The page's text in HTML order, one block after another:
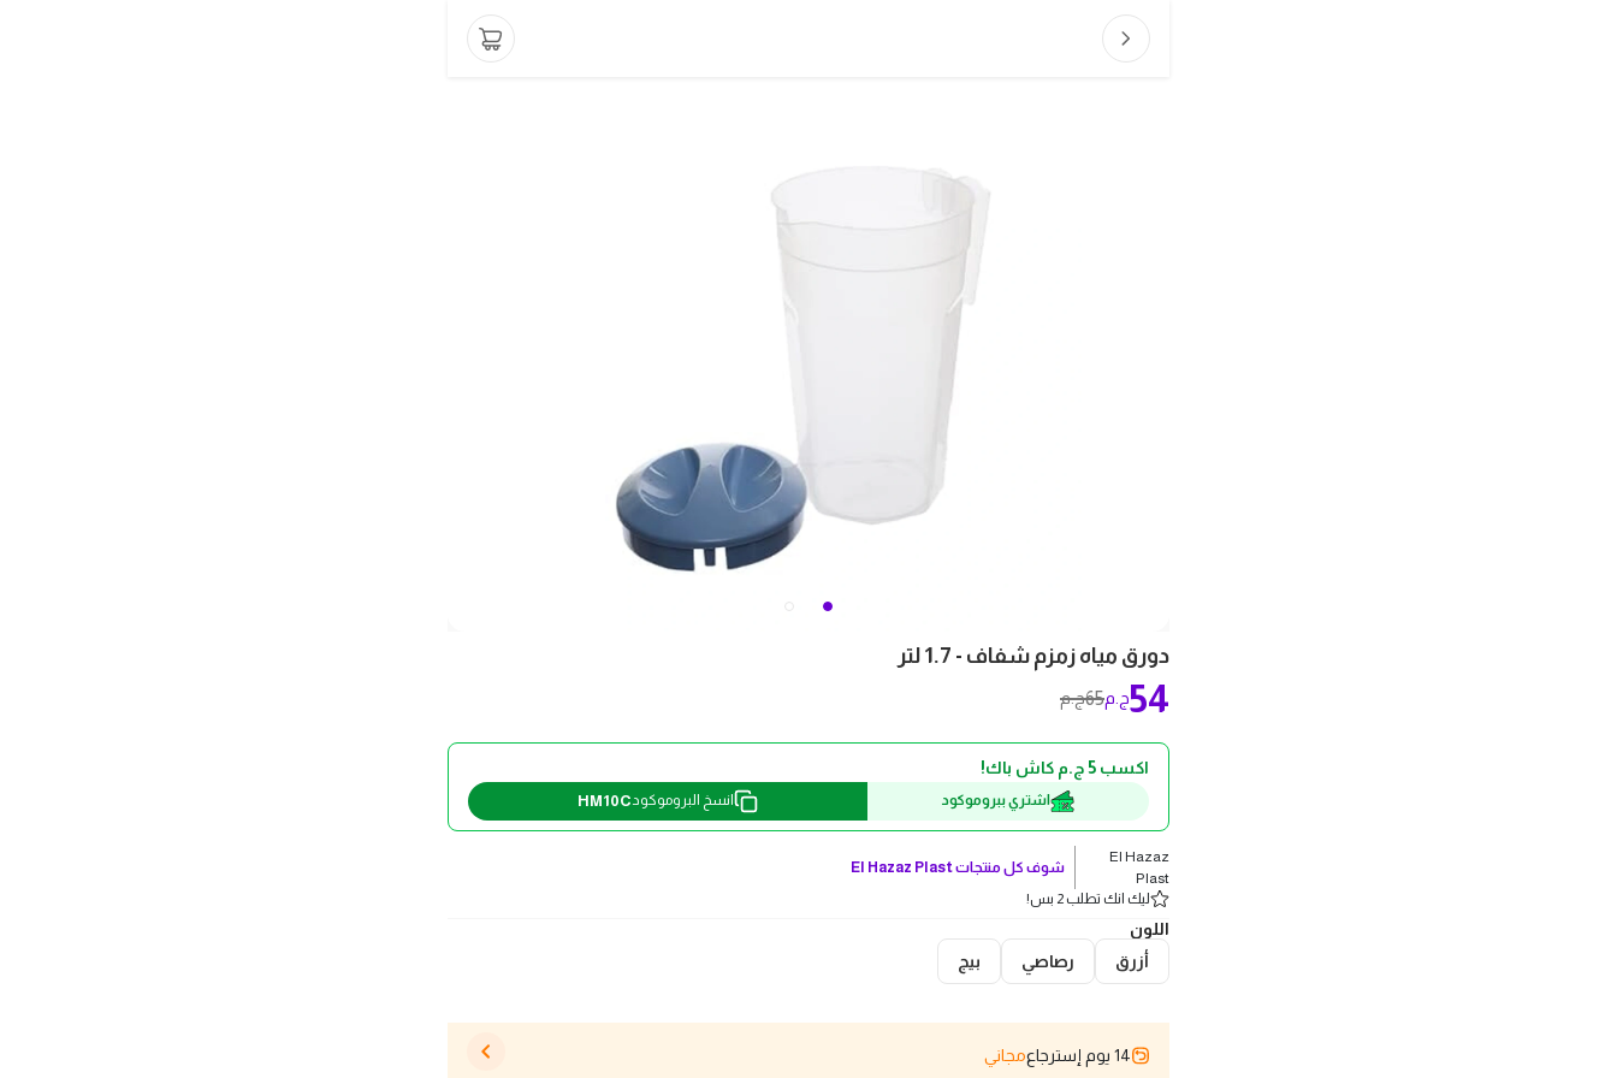
دورق مياه زمزم شفاف - 1.7 لتر
65ج.م 54ج.م
اكسب 5 ج.م كاش باك!
اشتري ببروموكود انسخ البروموكودHM10C
El Hazaz
Plast
شوف كل منتجاتEl Hazaz Plast
ليك انك تطلب 2 بس!
اللون
أزرق
رصاصي بيج
14 يوم إسترجاع مجاني